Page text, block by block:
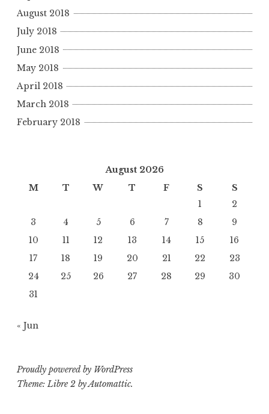
August 2018
July 2018
June 2018
May 2018
April 2018
March 2018
February 2018
August 2026
M
T W T F S
S
1
2
3
4 5 6 7 8
9
10
11 12 13 14 15
16
17
18 19 20 21 22
23
24
25 26 27 28 29
30
31
« Jun
Proudly powered by WordPress
Theme: Libre 2 byAutomattic.